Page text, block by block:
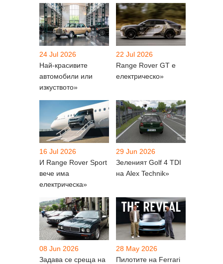
24 Jul 2026
Най-красивите
автомобили или
изкуството»
22 Jul 2026
Range Rover GТ e
електрическо»
16 Jul 2026
И Range Rover Sport
вече има
електрическа»
29 Jun 2026
Зеленият Golf 4 TDI
на Alex Technik»
08 Jun 2026
Задава се среща на
28 May 2026
Пилотите на Ferrari